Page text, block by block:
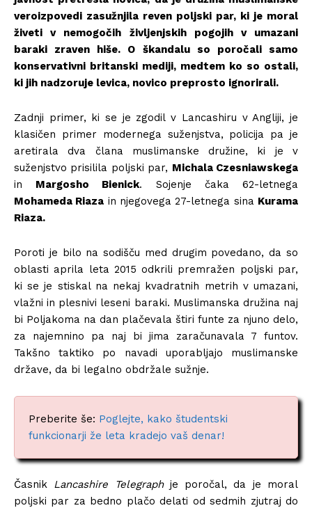
veroizpovedi zasužnjila reven poljski par, ki je moral
živeti v nemogočih življenjskih pogojih v umazani
baraki zraven hiše. O škandalu so poročali samo
konservativni britanski mediji, medtem ko so ostali,
ki jih nadzoruje levica, novico preprosto ignorirali.
Zadnji primer, ki se je zgodil v Lancashiru v Angliji, je
klasičen primer modernega suženjstva, policija pa je
aretirala dva člana muslimanske družine, ki je v
suženjstvo prisilila poljski par, Michala Czesniawskega
in Margosho Bienick. Sojenje čaka 62-letnega
Mohameda Riaza in njegovega 27-letnega sina Kurama
Riaza.
Poroti je bilo na sodišču med drugim povedano, da so
oblasti aprila leta 2015 odkrili premražen poljski par,
ki se je stiskal na nekaj kvadratnih metrih v umazani,
vlažni in plesnivi leseni baraki. Muslimanska družina naj
bi Poljakoma na dan plačevala štiri funte za njuno delo,
za najemnino pa naj bi jima zaračunavala 7 funtov.
Takšno taktiko po navadi uporabljajo muslimanske
države, da bi legalno obdržale sužnje.
Preberite še: Poglejte, kako študentski
funkcionarji že leta kradejo vaš denar!
Časnik Lancashire Telegraphje poročal, da je moral
poljski par za bedno plačo delati od sedmih zjutraj do